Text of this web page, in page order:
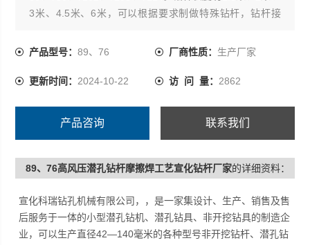
3米、4.5米、6米，可以根据要求制做特殊钻杆，钻杆接
来，坚固耐磨，寿命长，得到用户广泛认可。也可定做加
产品型号：89、76 厂商性质： 生产厂家
更新时间： 2024-10-22 访 问 量： 2862
产品咨询 联系我们
89、76高风压潜孔钻杆摩擦焊工艺宣化钻杆厂家的详细资料：
宣化科瑞钻孔机械有限公司，，是一家集设计、生产、销售及售
后服务于一体的小型潜孔钻机、潜孔钻具、非开挖钻具的制造企
业，可以生产直径42—140毫米的各种型号非开挖钻杆、潜孔钻